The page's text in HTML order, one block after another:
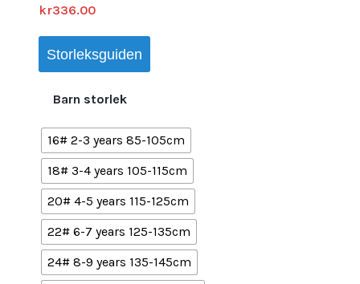
kr336.00
Storleksguiden
Barn storlek
16# 2-3 years 85-105cm
18# 3-4 years 105-115cm
20# 4-5 years 115-125cm
22# 6-7 years 125-135cm
24# 8-9 years 135-145cm